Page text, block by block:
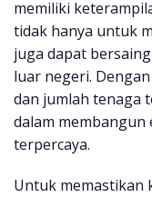
memiliki
tidak hanya untuk
juga dapat
luar negeri.
dan jumlah tenaga
dalam
terpercaya.
Untuk memastikan